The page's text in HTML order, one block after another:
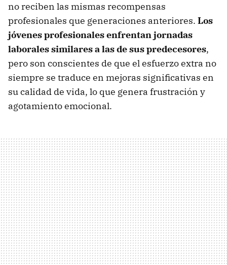
no reciben las mismas recompensas
profesionales que generaciones anteriores. Los
jóvenes profesionales enfrentan jornadas
laborales similares a las de sus predecesores,
pero son conscientes de que el esfuerzo extra no
siempre se traduce en mejoras significativas en
su calidad de vida, lo que genera frustración y
agotamiento emocional.